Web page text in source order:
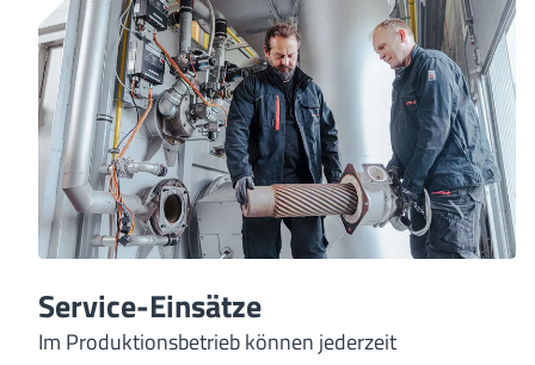
Service-Einsätze
Im Produktionsbetrieb können jederzeit